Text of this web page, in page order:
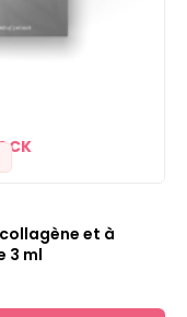
et à
3 ml